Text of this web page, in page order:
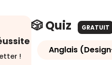
!
🎲 Quiz GRATUIT
Anglais